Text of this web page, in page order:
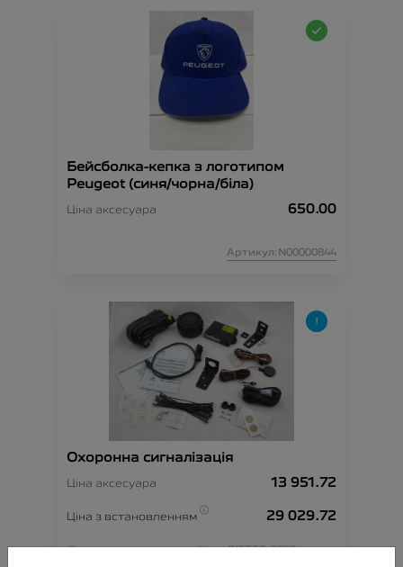
Бейсболка-кепка з логотипом
Peugeot (синя/чорна/біла)
Ціна аксесуара 650.00
Артикул:N00000844
Охоронна сигналізація
Ціна аксесуара 13 951.72
Ціна з встановленням 29 029.72
Підходить для автомобіля :RIFTER;3008;